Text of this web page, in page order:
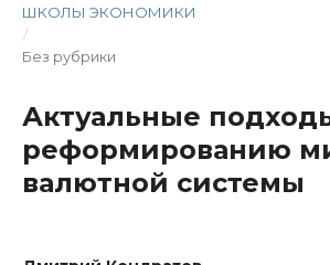
ШКОЛЫ ЭКОНОМИКИ
/
Без рубрики
Актуальные
реформированию
валютной системы